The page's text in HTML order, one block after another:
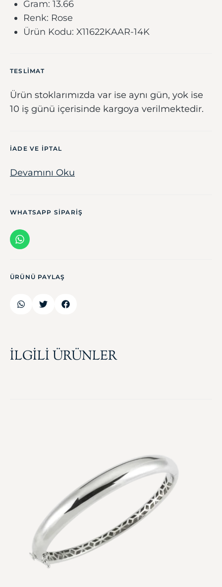
Gram: 13.66
Renk: Rose
Ürün Kodu: X11622KAAR-14K
TESLIMAT
Ürün stoklarımızda var ise aynı gün, yok ise
10 iş günü içerisinde kargoya verilmektedir.
IADE VE IPTAL
Devamını Oku
WHATSAPP SIPARIŞ
ÜRÜNÜ PAYLAŞ
İLGİLİ ÜRÜNLER